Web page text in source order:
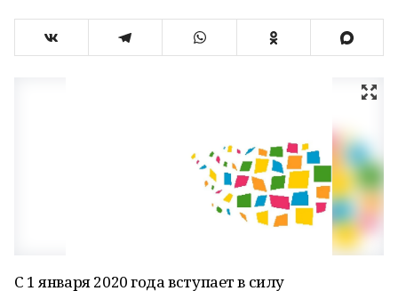
С 1 января 2020 года вступает в силу